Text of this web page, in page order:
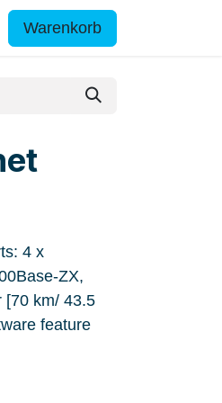
Warenkorb
4 x
ZX,
[70 km/ 43.5
feature